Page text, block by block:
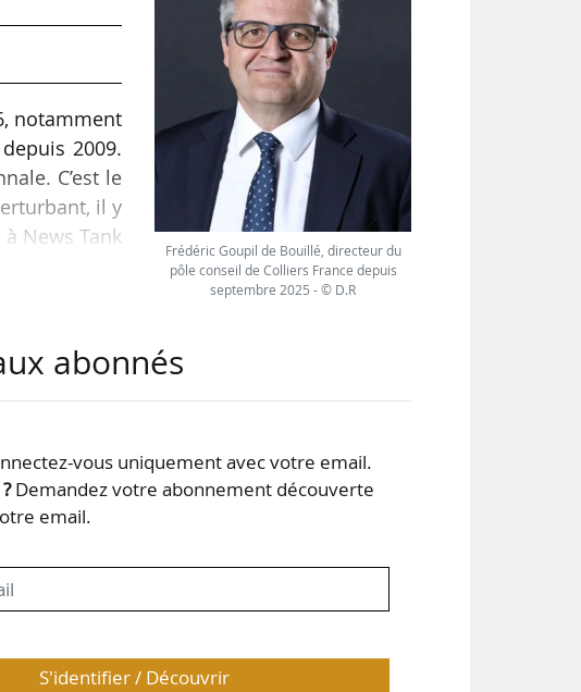
notamment
2009.
C’est le
il y
News Tank
marché
Frédéric Goupil de Bouillé, directeur du
pôle conseil de Colliers France depuis
septembre 2025 - © D.R
abonnés
vous uniquement avec votre email.
Demandez votre abonnement découverte
email.
S'identifier / Découvrir